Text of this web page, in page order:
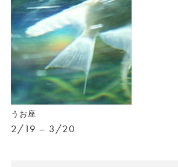
うお座
2/19 – 3/20